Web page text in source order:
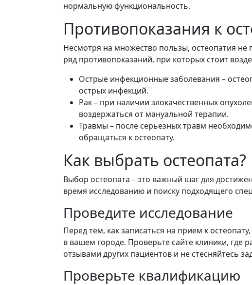
нормальную функциональность.
Противопоказания к
Несмотря на множество пользы, остеопатия не
ряд противопоказаний, при которых стоит
Острые инфекционные заболевания –
острых инфекций.
Рак – при наличии злокачественных
воздержаться от мануальной терапии.
Травмы – после серьезных травм
обращаться к остеопату.
Как выбрать остеопата?
Выбор остеопата – это важный шаг для
время исследованию и поиску подходящего
Проведите исследование
Перед тем, как записаться на прием к
в вашем городе. Проверьте сайте клиники, где
отзывами других пациентов и не стесняйтесь
Проверьте квалификацию